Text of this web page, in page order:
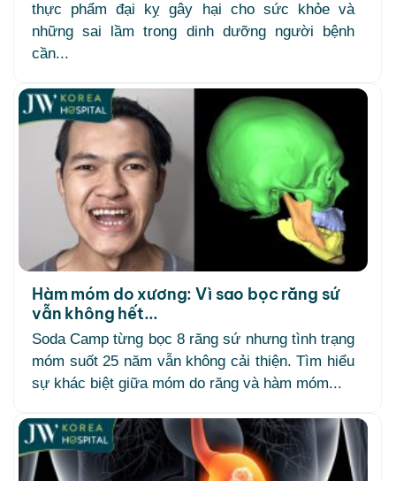
thực phẩm đại kỵ gây hại cho sức khỏe và
những sai lầm trong dinh dưỡng người bệnh
cần...
Hàm móm do xương: Vì sao bọc răng sứ
vẫn không hết...
Soda Camp từng bọc 8 răng sứ nhưng tình trạng
móm suốt 25 năm vẫn không cải thiện. Tìm hiểu
sự khác biệt giữa móm do răng và hàm móm...